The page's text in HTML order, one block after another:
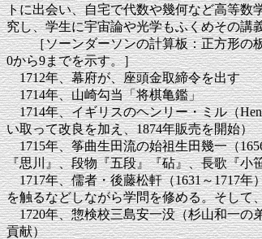
トに出会い、自宅で代数や幾何など高等数
究し、学生に宇宙論や光学もふくめその講
［ソーンダーソンの計算板：正方形の板
0から9までを示す。］
1712年、幕府が、座頭金取締令を出す
1714年、山崎勾当「将棋亀鑑」
1714年、イギリスのヘンリー・ミル（
い取って改良を加え、1874年販売を開始）
1715年、筝曲生田流の始祖生田幾一（
『思川』、段物『五段』『砧』、長歌『小
1717年、儒者・後藤松軒（1631～1717年
を触るなどしながら学問を修める。そして
1720年、惣検校三島安一没（杉山和一の
貢献）